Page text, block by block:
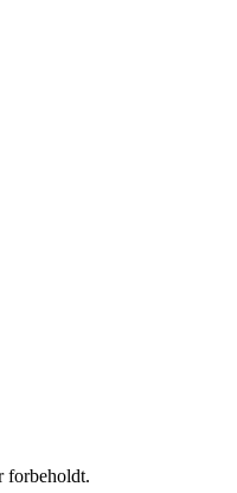
forbeholdt.